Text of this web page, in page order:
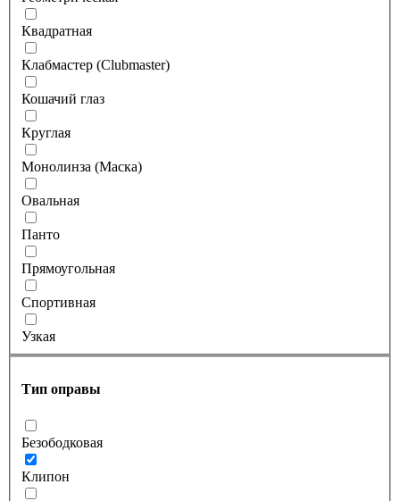
Квадратная
Клабмастер (Clubmaster)
Кошачий глаз
Круглая
Монолинза (Маска)
Овальная
Панто
Прямоугольная
Спортивная
Узкая
Тип оправы
Безободковая
Клипон